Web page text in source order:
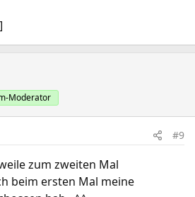
Moderator
#9
zum zweiten Mal
beim ersten Mal meine